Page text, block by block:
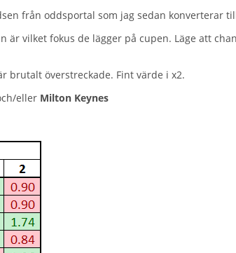
från oddsportal som jag sedan konverterar
är vilket fokus de lägger på cupen. Läge att
brutalt överstreckade. Fint värde i x2.
eller Milton Keynes